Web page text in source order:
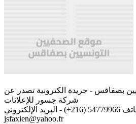
بصفاقس - جريدة الكترونية تصدر عن
شركة جسور للإعلانات
للإتصال أو نشر الردود الهاتف 54779966 (216+) - البريد الإلكتروني
jsfaxien@yahoo.fr